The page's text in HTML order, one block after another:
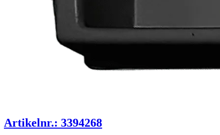
Artikelnr.: 3394268